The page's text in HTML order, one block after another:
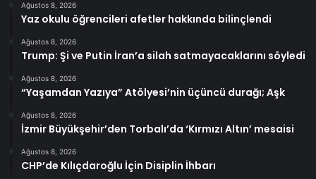
Ağustos 8, 2026
Yaz okulu öğrencileri afetler hakkında bilinçlendi
Ağustos 8, 2026
Trump: Şi ve Putin İran’a silah satmayacaklarını söyledi
Ağustos 8, 2026
“Yaşamdan Yazıya” Atölyesi’nin üçüncü durağı; Aşk
Ağustos 8, 2026
İzmir Büyükşehir’den Torbalı’da ‘Kırmızı Altın’ mesaisi
Ağustos 8, 2026
CHP’de Kılıçdaroğlu İçin Disiplin İhbarı